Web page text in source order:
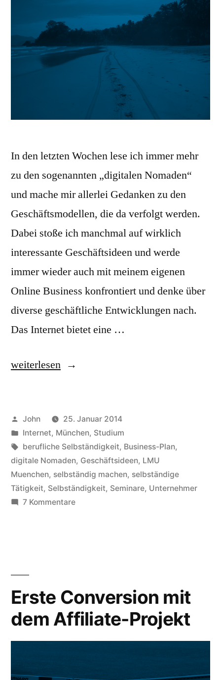
In den letzten Wochen lese ich immer mehr
zu den sogenannten „digitalen Nomaden“
und mache mir allerlei Gedanken zu den
Geschäftsmodellen, die da verfolgt werden.
Dabei stoße ich manchmal auf wirklich
interessante Geschäftsideen und werde
immer wieder auch mit meinem eigenen
Online Business konfrontiert und denke über
diverse geschäftliche Entwicklungen nach.
Das Internet bietet eine …
„Sich
–
meine
Erfahrungen“
weiterlesen
Veröffentlicht
von
John
25. Januar 2014
Veröffentlicht
in
Internet, München, Studium
Schlagwörter:
berufliche Selbständigkeit, Business-Plan,
digitale Nomaden, Geschäftsideen, LMU
Muenchen, selbständig machen, selbständige
Tätigkeit, Selbständigkeit, Seminare, Unternehmer
7 Kommentarezu
Erste Conversion mit
dem Affiliate-Projekt